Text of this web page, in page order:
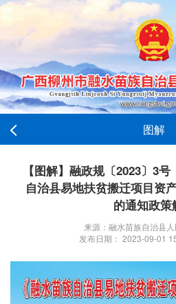
图解
【图解】融政规〔2023〕3
自治县易地扶贫搬迁项目资
的通知政策
来源：融水苗族自治县
发布日期： 2023-09-01